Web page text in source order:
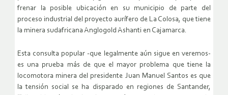
frenar la posible ubicación en su municipio de parte del
proceso industrial del proyecto aurífero de La Colosa, que tiene
la minera sudafricana Anglogold Ashanti en Cajamarca.
Esta consulta popular -que legalmente aún sigue en veremos-
es una prueba más de que el mayor problema que tiene la
locomotora minera del presidente Juan Manuel Santos es que
la tensión social se ha disparado en regiones de Santander,